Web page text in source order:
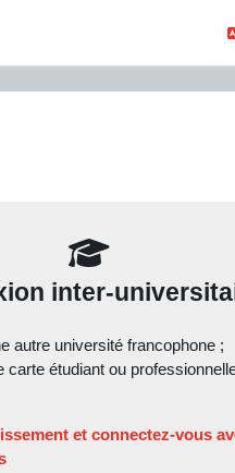
inter-
autre université francophone ;
carte étudiant ou
et connectez-vous